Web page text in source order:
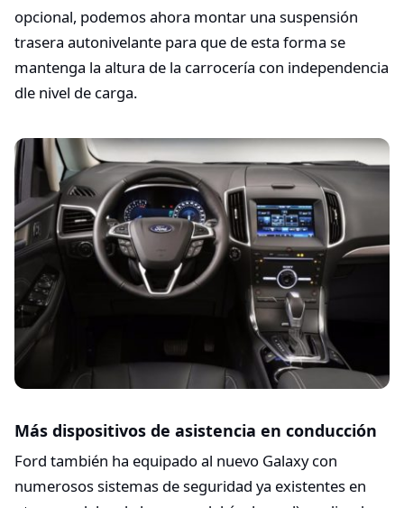
opcional, podemos ahora montar una suspensión
trasera autonivelante para que de esta forma se
mantenga la altura de la carrocería con independencia
dle nivel de carga.
Más dispositivos de asistencia en conducción
Ford también ha equipado al nuevo Galaxy con
numerosos sistemas de seguridad ya existentes en